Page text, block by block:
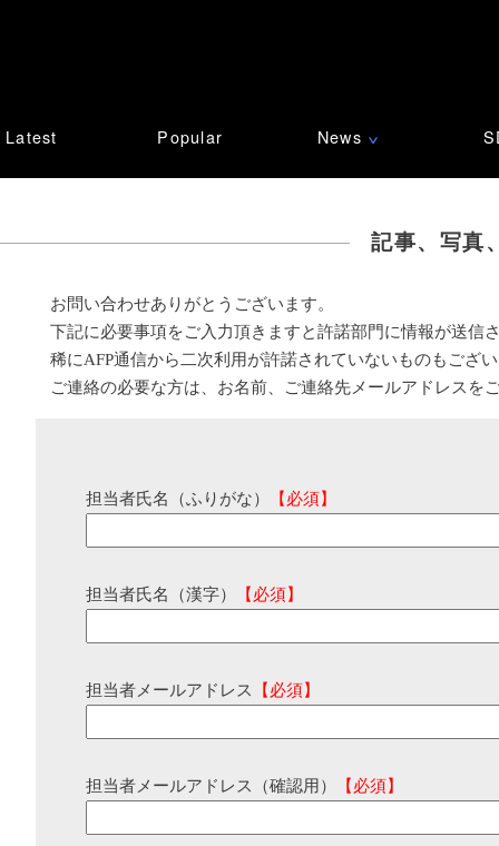
Latest Popular News ∨
記事、写真
お問い合わせありがとうございます。
下記に必要事項をご入力頂きますと許諾部門に情報が送信
稀にAFP通信から二次利用が許諾されていないものもござ
ご連絡の必要な方は、お名前、ご連絡先メールアドレスを
担当者氏名（ふりがな） 【必須】
担当者氏名（漢字） 【必須】
担当者メールアドレス 【必須】
担当者メールアドレス（確認用） 【必須】